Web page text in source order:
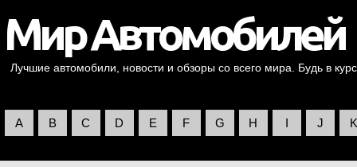
Лучшие автомобили, новости и обзоры со всего мира. Будь в
A B C D E F G H I J K